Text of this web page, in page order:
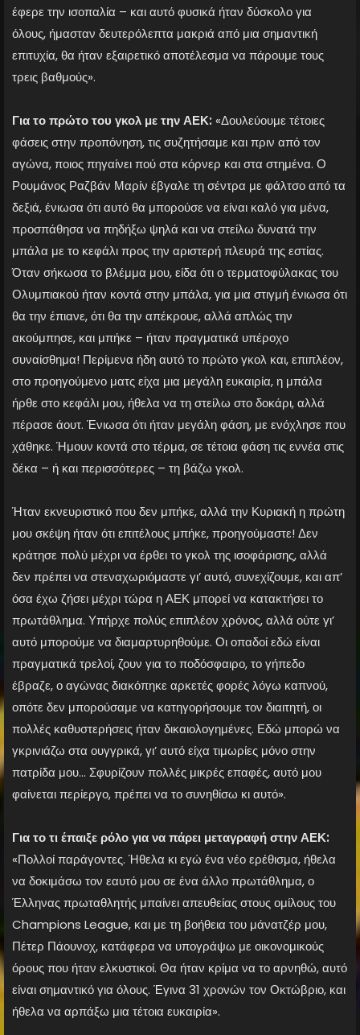
έφερε την ισοπαλία – και αυτό φυσικά ήταν δύσκολο για
όλους, ήμασταν δευτερόλεπτα μακριά από μια σημαντική
επιτυχία, θα ήταν εξαιρετικό αποτέλεσμα να πάρουμε τους
τρεις βαθμούς».
Για το πρώτο του γκολ με την ΑΕΚ: «Δουλεύουμε τέτοιες
φάσεις στην προπόνηση, τις συζητήσαμε και πριν από τον
αγώνα, ποιος πηγαίνει πού στα κόρνερ και στα στημένα. Ο
Ρουμάνος Ραζβάν Μαρίν έβγαλε τη σέντρα με φάλτσο από τα
δεξιά, ένιωσα ότι αυτό θα μπορούσε να είναι καλό για μένα,
προσπάθησα να πηδήξω ψηλά και να στείλω δυνατά την
μπάλα με το κεφάλι προς την αριστερή πλευρά της εστίας.
Όταν σήκωσα το βλέμμα μου, είδα ότι ο τερματοφύλακας του
Ολυμπιακού ήταν κοντά στην μπάλα, για μια στιγμή ένιωσα ότι
θα την έπιανε, ότι θα την απέκρουε, αλλά απλώς την
ακούμπησε, και μπήκε – ήταν πραγματικά υπέροχο
συναίσθημα! Περίμενα ήδη αυτό το πρώτο γκολ και, επιπλέον,
στο προηγούμενο ματς είχα μια μεγάλη ευκαιρία, η μπάλα
ήρθε στο κεφάλι μου, ήθελα να τη στείλω στο δοκάρι, αλλά
πέρασε άουτ. Ένιωσα ότι ήταν μεγάλη φάση, με ενόχλησε που
χάθηκε. Ήμουν κοντά στο τέρμα, σε τέτοια φάση τις εννέα στις
δέκα – ή και περισσότερες – τη βάζω γκολ.
Ήταν εκνευριστικό που δεν μπήκε, αλλά την Κυριακή η πρώτη
μου σκέψη ήταν ότι επιτέλους μπήκε, προηγούμαστε! Δεν
κράτησε πολύ μέχρι να έρθει το γκολ της ισοφάρισης, αλλά
δεν πρέπει να στεναχωριόμαστε γι’ αυτό, συνεχίζουμε, και απ’
όσα έχω ζήσει μέχρι τώρα η ΑΕΚ μπορεί να κατακτήσει το
πρωτάθλημα. Υπήρχε πολύς επιπλέον χρόνος, αλλά ούτε γι’
αυτό μπορούμε να διαμαρτυρηθούμε. Οι οπαδοί εδώ είναι
πραγματικά τρελοί, ζουν για το ποδόσφαιρο, το γήπεδο
έβραζε, ο αγώνας διακόπηκε αρκετές φορές λόγω καπνού,
οπότε δεν μπορούσαμε να κατηγορήσουμε τον διαιτητή, οι
πολλές καθυστερήσεις ήταν δικαιολογημένες. Εδώ μπορώ να
γκρινιάζω στα ουγγρικά, γι’ αυτό είχα τιμωρίες μόνο στην
πατρίδα μου… Σφυρίζουν πολλές μικρές επαφές, αυτό μου
φαίνεται περίεργο, πρέπει να το συνηθίσω κι αυτό».
Για το τι έπαιξε ρόλο για να πάρει μεταγραφή στην ΑΕΚ:
«Πολλοί παράγοντες. Ήθελα κι εγώ ένα νέο ερέθισμα, ήθελα
να δοκιμάσω τον εαυτό μου σε ένα άλλο πρωτάθλημα, ο
Έλληνας πρωταθλητής μπαίνει απευθείας στους ομίλους του
Champions League, και με τη βοήθεια του μάνατζέρ μου,
Πέτερ Πάουνοχ, κατάφερα να υπογράψω με οικονομικούς
όρους που ήταν ελκυστικοί. Θα ήταν κρίμα να το αρνηθώ, αυτό
είναι σημαντικό για όλους. Έγινα 31 χρονών τον Οκτώβριο, και
ήθελα να αρπάξω μια τέτοια ευκαιρία».